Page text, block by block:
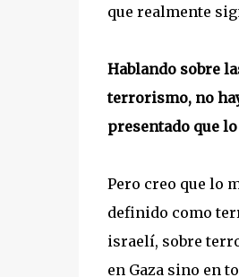
que realmente
Hablando sobre
terrorismo, no
presentado que
Pero creo que lo
definido como
israelí, sobre
en Gaza sino en